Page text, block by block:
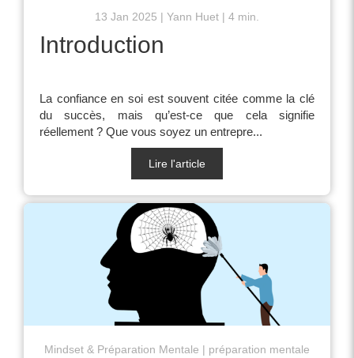
13 Jan 2025 Yann Huet 4 min.
Introduction
La confiance en soi est souvent citée comme la clé
du succès, mais qu’est-ce que cela signifie
réellement ? Que vous soyez un entrepre...
Lire l'article
Mindset & Préparation Mentale préparation mentale